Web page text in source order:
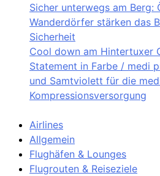
Sicher unterwegs am Berg:
Wanderdörfer stärken das
Sicherheit
Cool down am Hintertuxer
Statement in Farbe / medi
und Samtviolett für die
Kompressionsversorgung
Airlines
Allgemein
Flughäfen & Lounges
Flugrouten & Reiseziele